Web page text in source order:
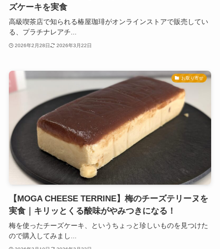
ズケーキを実食
高級喫茶店で知られる椿屋珈琲がオンラインストアで販売してい
る、プラチナレアチ...
2026年2月28日 2026年3月22日
お取り寄せ
【MOGA CHEESE TERRINE】梅のチーズテリーヌを
実食｜キリッとくる酸味がやみつきになる！
梅を使ったチーズケーキ、というちょっと珍しいものを見つけた
ので購入してみまし...